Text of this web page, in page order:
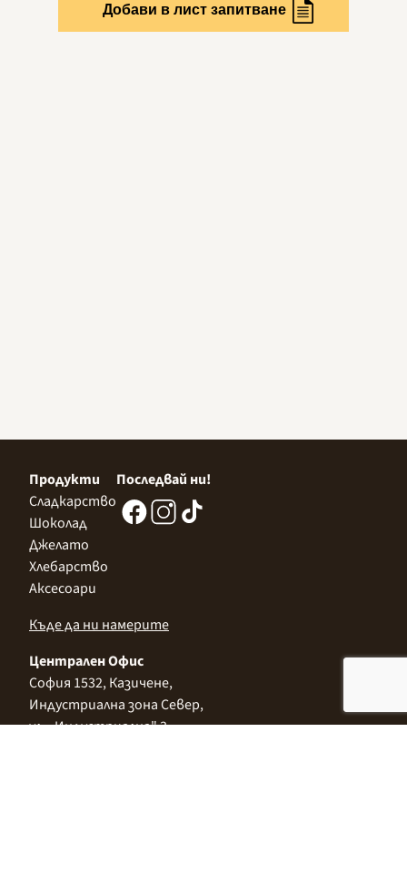
Добави в лист запитване
Продукти
Сладкарство
Шоколад
Джелато
Хлебарство
Аксесоари
Последвай ни!
Къде да ни намерите
Централен Офис
София 1532, Казичене,
Индустриална зона Север,
ул. „Индустриална" 3